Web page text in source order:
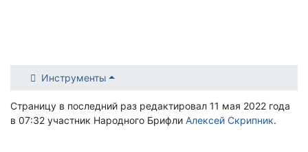
Инструменты
Страницу в последний раз редактировал 11 мая 2022 года
в 07:32 участник Народного Брифли Алексей Скрипник.